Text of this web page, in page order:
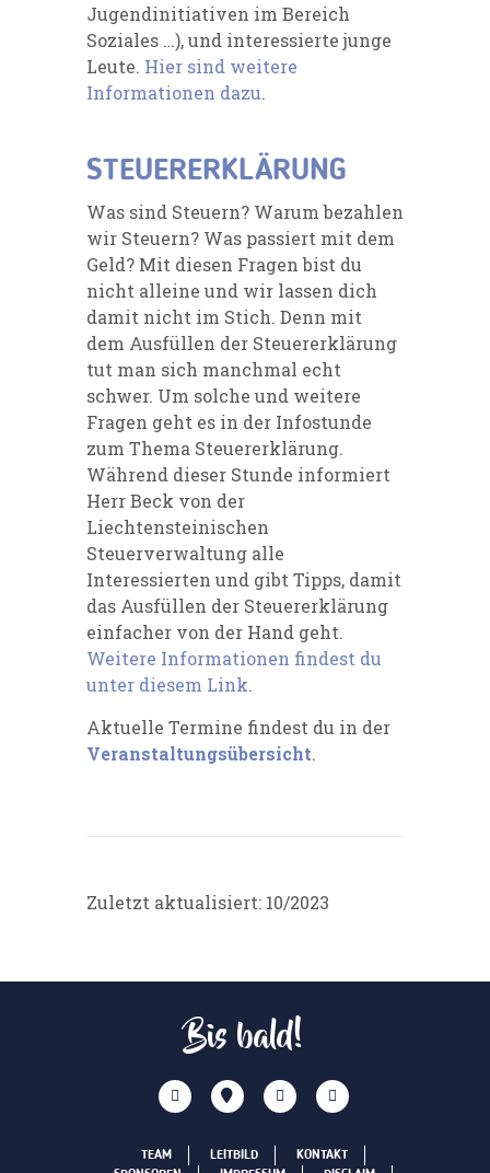
Jugendinitiativen im Bereich
Soziales …), und interessierte junge
Leute. Hier sind weitere
Informationen dazu.
STEUERERKLÄRUNG
Was sind Steuern? Warum bezahlen
wir Steuern? Was passiert mit dem
Geld? Mit diesen Fragen bist du
nicht alleine und wir lassen dich
damit nicht im Stich. Denn mit
dem Ausfüllen der Steuererklärung
tut man sich manchmal echt
schwer. Um solche und weitere
Fragen geht es in der Infostunde
zum Thema Steuererklärung.
Während dieser Stunde informiert
Herr Beck von der
Liechtensteinischen
Steuerverwaltung alle
Interessierten und gibt Tipps, damit
das Ausfüllen der Steuererklärung
einfacher von der Hand geht.
Weitere Informationen findest du
unter diesem Link.
Aktuelle Termine findest du in der
Veranstaltungsübersicht.
Zuletzt aktualisiert: 10/2023
Bis bald!
TEAM LEITBILD
KONTAKT